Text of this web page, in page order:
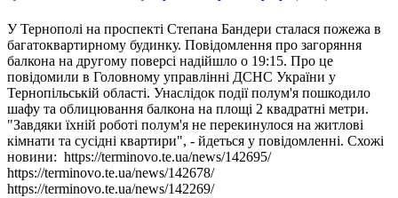
У Тернополі на проспекті Степана Бандери сталася пожежа в
багатоквартирному будинку. Повідомлення про загоряння
балкона на другому поверсі надійшло о 19:15. Про це
повідомили в Головному управлінні ДСНС України у
Тернопільській області. Унаслідок події полум'я пошкодило
шафу та облицювання балкона на площі 2 квадратні метри.
"Завдяки їхній роботі полум'я не перекинулося на житлові
кімнати та сусідні квартири", - йдеться у повідомленні. Схожі
новини: https://terminovo.te.ua/news/142695/
https://terminovo.te.ua/news/142678/
https://terminovo.te.ua/news/142269/